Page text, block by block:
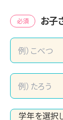
必須 お子